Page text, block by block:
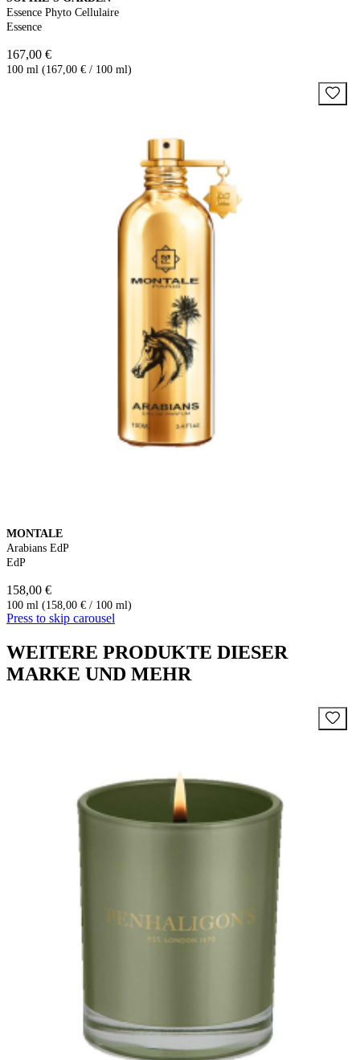
Essence Phyto Cellulaire
Essence
167,00 €
100 ml (167,00 € / 100 ml)
MONTALE
Arabians EdP
EdP
158,00 €
100 ml (158,00 € / 100 ml)
Press to skip carousel
WEITERE PRODUKTE DIESER
MARKE UND MEHR